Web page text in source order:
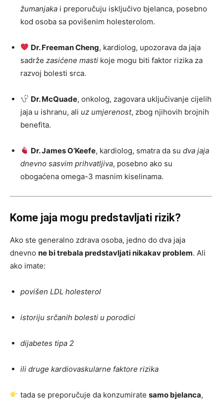
žumanjaka i preporučuju isključivo bjelanca, posebno
kod osoba sa povišenim holesterolom.
Dr. Freeman Cheng, kardiolog, upozorava da jaja
sadrže zasićene masti koje mogu biti faktor rizika za
razvoj bolesti srca.
Dr. McQuade, onkolog, zagovara uključivanje cijelih
jaja u ishranu, ali uz umjerenost, zbog njihovih brojnih
benefita.
Dr. James O’Keefe, kardiolog, smatra da sudva jaja
dnevno sasvim prihvatljiva, posebno ako su
obogaćena omega-3 masnim kiselinama.
Kome jaja mogu predstavljati rizik?
Ako ste generalno zdrava osoba, jedno do dva jaja
dnevno ne bi trebala predstavljati nikakav problem. Ali
ako imate:
povišen LDL holesterol
istoriju srčanih bolesti u porodici
dijabetes tipa 2
ili druge kardiovaskularne faktore rizika
tada se preporučuje da konzumiratesamo bjelanca,